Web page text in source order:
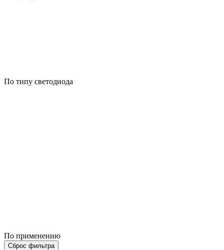
По типу светодиода
По применению
Сброс фильтра